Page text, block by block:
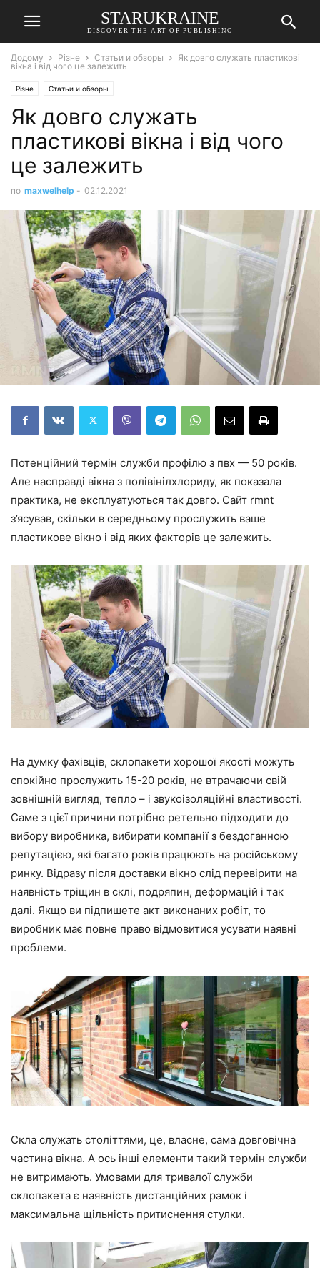
STARUKRAINE
DISCOVER THE ART OF PUBLISHING
Додому Різне Статьи и обзоры
Як довго служать пластикові
вікна і від чого це залежить
Різне Статьи и обзоры
Як довго служать
пластикові вікна і від чого
це залежить
по maxwelhelp - 02.12.2021
Потенційний термін служби профілю з пвх — 50 років.
Але насправді вікна з полівінілхлориду, як показала
практика, не експлуатуються так довго. Сайт rmnt
з’ясував, скільки в середньому прослужить ваше
пластикове вікно і від яких факторів це залежить.
На думку фахівців, склопакети хорошої якості можуть
спокійно прослужить 15-20 років, не втрачаючи свій
зовнішній вигляд, тепло – і звукоізоляційні властивості.
Саме з цієї причини потрібно ретельно підходити до
вибору виробника, вибирати компанії з бездоганною
репутацією, які багато років працюють на російському
ринку. Відразу після доставки вікно слід перевірити на
наявність тріщин в склі, подряпин, деформацій і так
далі. Якщо ви підпишете акт виконаних робіт, то
виробник має повне право відмовитися усувати наявні
проблеми.
Скла служать століттями, це, власне, сама довговічна
частина вікна. А ось інші елементи такий термін служби
не витримають. Умовами для тривалої служби
склопакета є наявність дистанційних рамок і
максимальна щільність притиснення стулки.